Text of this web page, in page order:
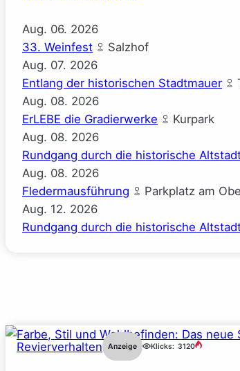
Aug. 06. 2026
33. Weinfest
Salzhof
Aug. 07. 2026
Entlang der historischen Stadtmauer
Aug. 08. 2026
ErLEBE die Gradierwerke
Kurpark
Aug. 08. 2026
Rundgang durch die historische
Aug. 08. 2026
Fledermausführung
Parkplatz am
Aug. 12. 2026
Rundgang durch die historische
Revierverhalten Anzeige Klicks: 3120